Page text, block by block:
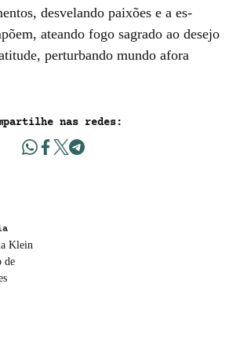
desvelando paixões e a es­
ateando fogo sa­grado ao desejo
perturbando mundo afora
nas redes:
Klein
de